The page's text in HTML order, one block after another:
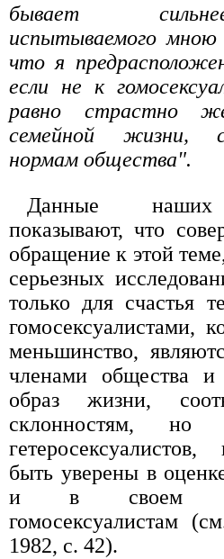
бывает
испытываемого
что я
если не к
равно страстно
семейной жизни,
нормам общества".
Данные наших
показывают, что
обращение к этой
серьезных
только для счастья
гомосексуалистами,
меньшинство,
членами общества
образ жизни,
склонностям,
быть уверены в
и в своем
гомосексуалистам
1982, с. 42).